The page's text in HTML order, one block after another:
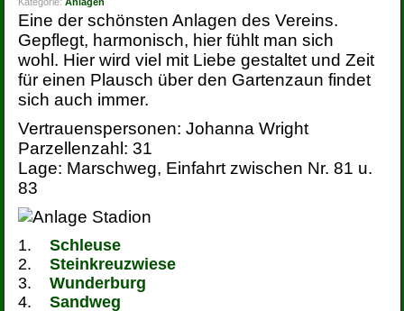
Eine der schönsten Anlagen des Vereins.
Gepflegt, harmonisch, hier fühlt man sich
wohl. Hier wird viel mit Liebe gestaltet und Zeit
für einen Plausch über den Gartenzaun findet
sich auch immer.
Vertrauenspersonen: Johanna Wright
Parzellenzahl: 31
Lage: Marschweg, Einfahrt zwischen Nr. 81 u.
83
Schleuse
Steinkreuzwiese
Wunderburg
Sandweg